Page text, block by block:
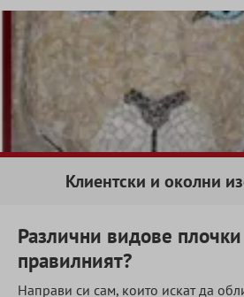
Клиентски и околни
Различни видове
правилният?
Направи си сам, които искат да